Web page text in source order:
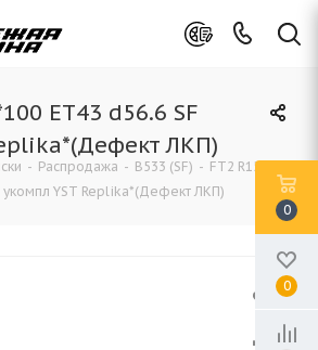
ET43 d56.6 SF
ЛКП)
- Распродажа - B533 (SF) - FT2 R15
укомпл YST Replika*(Дефект ЛКП)
0
0